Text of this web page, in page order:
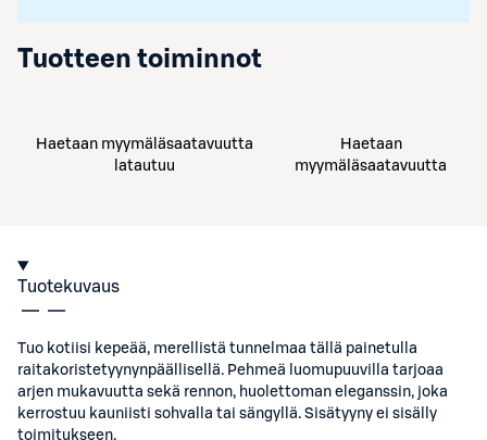
Tuotteen toiminnot
Haetaan myymäläsaatavuutta
latautuu
Haetaan
myymäläsaatavuutta
Tuotekuvaus
Tuo kotiisi kepeää, merellistä tunnelmaa tällä painetulla
raitakoristetyynynpäällisellä. Pehmeä luomupuuvilla tarjoaa
arjen mukavuutta sekä rennon, huolettoman eleganssin, joka
kerrostuu kauniisti sohvalla tai sängyllä. Sisätyyny ei sisälly
toimitukseen.